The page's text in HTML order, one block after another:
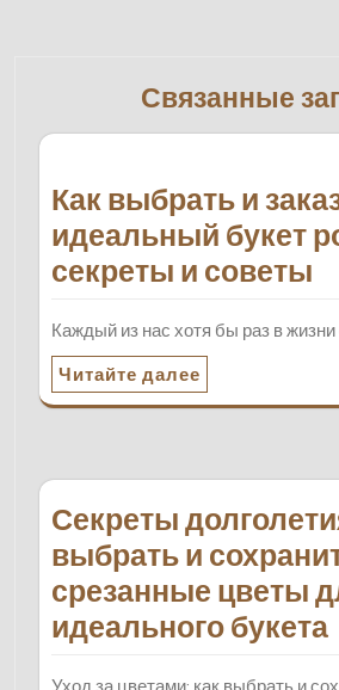
Связанные
Как выбрать и
идеальный букет
секреты и советы
Каждый из нас хотя бы раз в жизни
Читайте далее
Секреты
выбрать и
срезанные цветы
идеального букета